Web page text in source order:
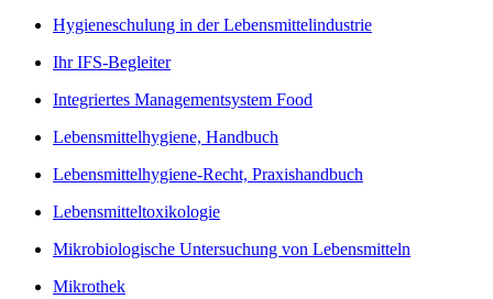
Hygieneschulung in der Lebensmittelindustrie
Ihr IFS-Begleiter
Integriertes Managementsystem Food
Lebensmittelhygiene, Handbuch
Lebensmittelhygiene-Recht, Praxishandbuch
Lebensmitteltoxikologie
Mikrobiologische Untersuchung von Lebensmitteln
Mikrothek